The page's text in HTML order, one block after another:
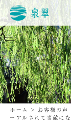
ホーム > お客様の声
ーアルされて素敵に